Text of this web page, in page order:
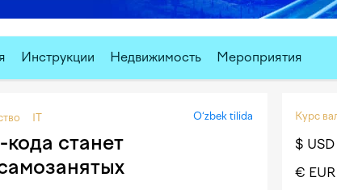
Инструкции Недвижимость Мероприятия
IT O‘zbek tilida
станет
Курс
$ USD
€ EUR